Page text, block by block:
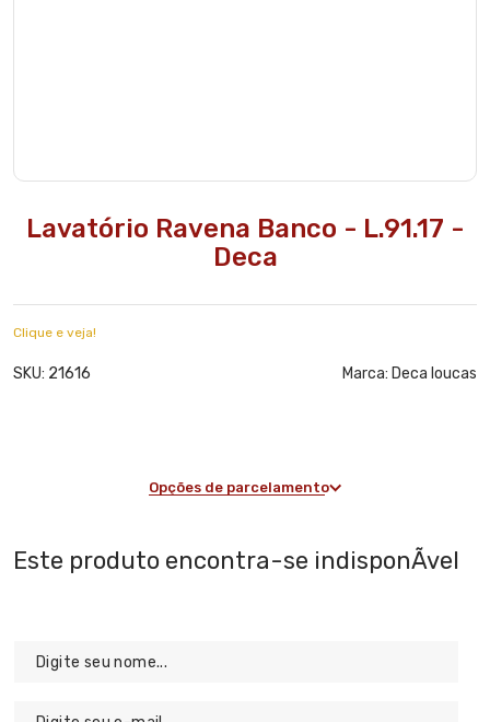
Lavatório Ravena Banco - L.91.17 -
Deca
Clique e veja!
SKU: 21616 Marca: Deca loucas
Opções de parcelamento